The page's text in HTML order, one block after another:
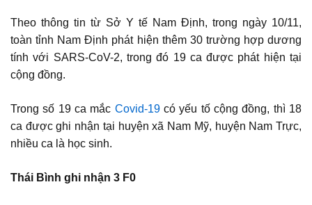
Theo thông tin từ Sở Y tế Nam Định, trong ngày 10/11,
toàn tỉnh Nam Định phát hiện thêm 30 trường hợp dương
tính với SARS-CoV-2, trong đó 19 ca được phát hiện tại
cộng đồng.
Trong số 19 ca mắc Covid-19có yếu tố cộng đồng, thì 18
ca được ghi nhận tại huyện xã Nam Mỹ, huyện Nam Trực,
nhiều ca là học sinh.
Thái Bình ghi nhận 3 F0